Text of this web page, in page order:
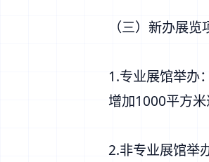
（三）新办展
1.专业展馆举办
增加1000平方
2.非专业展馆举